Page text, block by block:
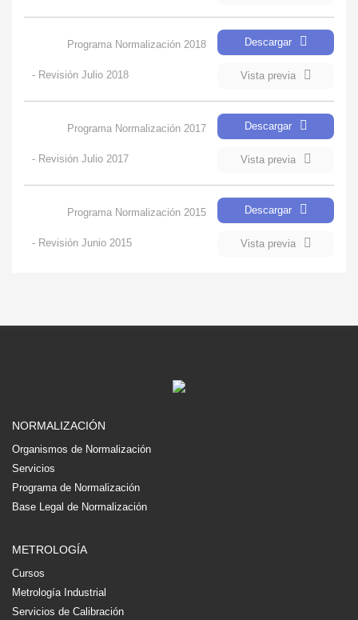
Programa Normalización 2018
- Revisión Julio 2018
Descargar
Vista previa
Programa Normalización 2017
- Revisión Julio 2017
Descargar
Vista previa
Programa Normalización 2015
- Revisión Junio 2015
Descargar
Vista previa
NORMALIZACIÓN
Organismos de Normalización
Servicios
Programa de Normalización
Base Legal de Normalización
METROLOGÍA
Cursos
Metrología Industrial
Servicios de Calibración